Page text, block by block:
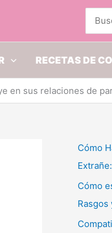
por:
RECETAS DE
en sus relaciones de
Cómo
Cómo
Rasgos